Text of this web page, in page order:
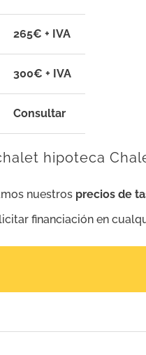
265€ + IVA
300€ + IVA
Consultar
hipoteca
nuestros precios de
financiación en